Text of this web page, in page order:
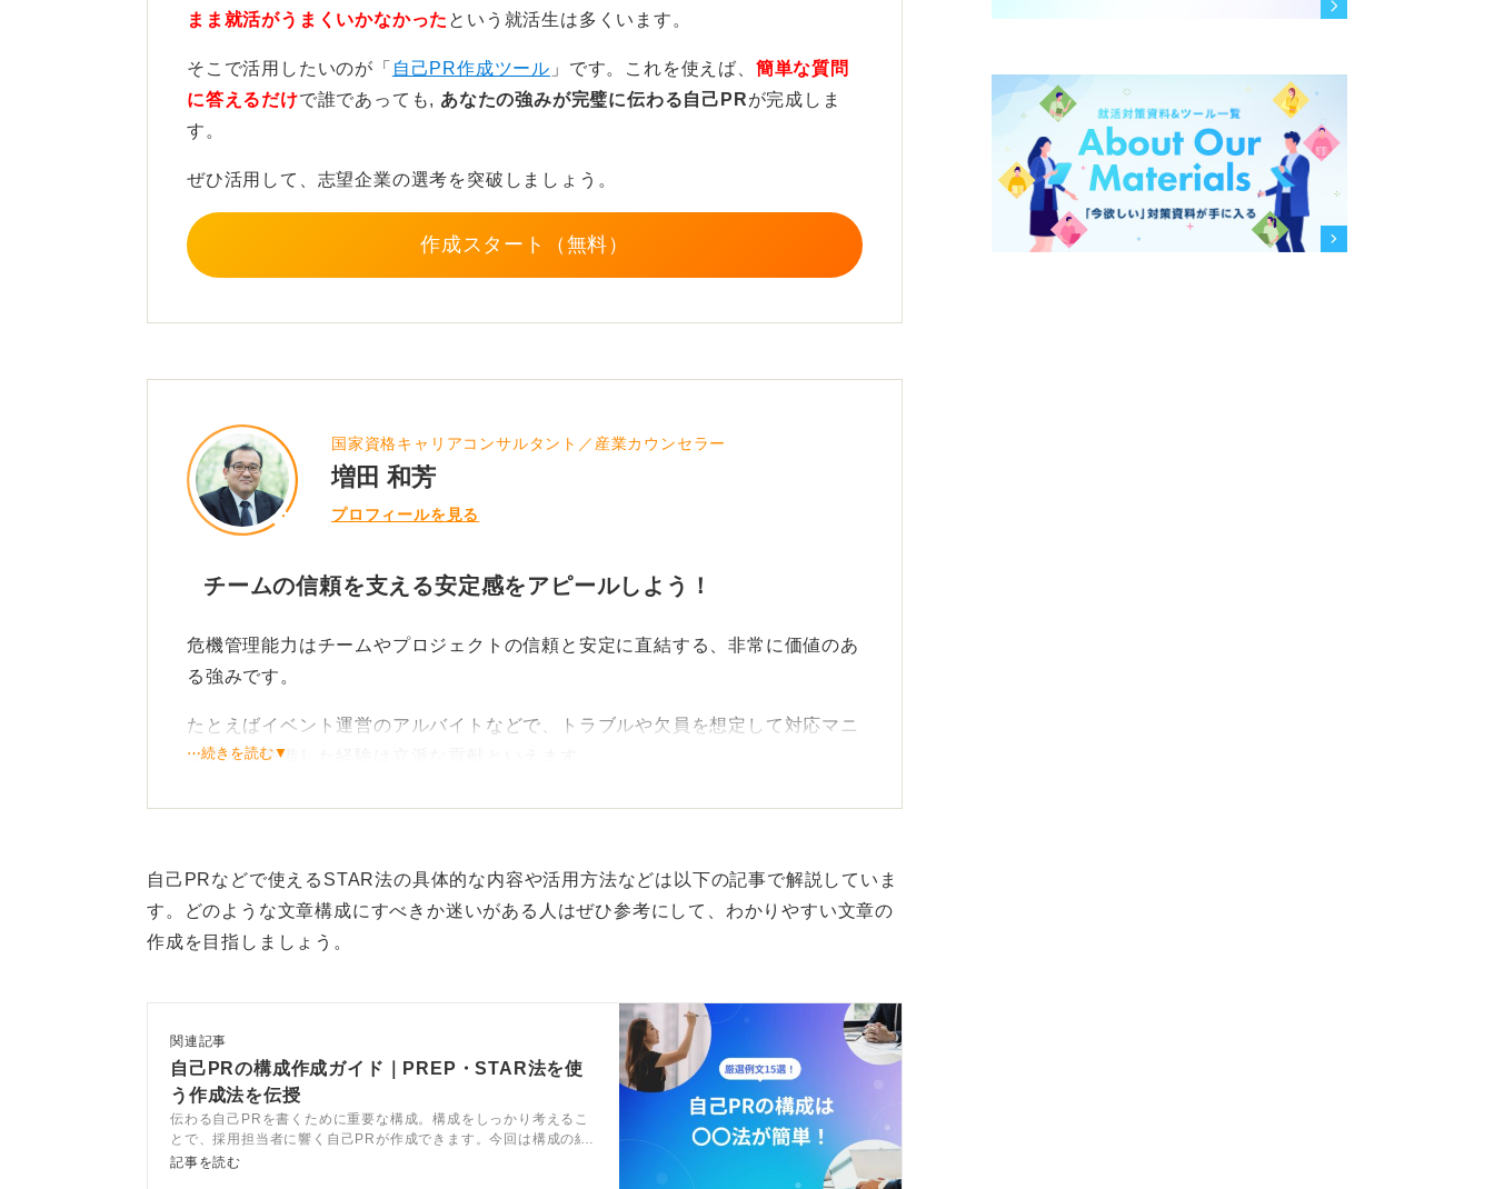
ましょう。
その結果混乱を最小限に抑えられたという実績は、組織を支える信頼感という前
向きな強みとして伝わります。
必ずしも目立つ成果や派手な役割だけが評価されるわけではありません。
組織全体の安定を支える縁の下の力持ちとしての力は、多くの企業が重視してい
ます。あなたの誠実な取り組みを、自信を持って伝えていきましょう！
まま就活がうまくいかなかった という就活生は多くいます。
そこで活用したいのが「 自己PR作成ツール 」です。これを使えば、 簡単な質問
に答えるだけで誰であっても, あなたの強みが完璧に伝わる自己PRが完成しま
す。
ぜひ活用して、志望企業の選考を突破しましょう。
作成スタート（無料）
国家資格キャリアコンサルタント／産業カウンセラー
増田 和芳
プロフィールを見る
チームの信頼を支える安定感をアピールしよう！
危機管理能力はチームやプロジェクトの信頼と安定に直結する、非常に価値のあ
る強みです。
たとえばイベント運営のアルバイトなどで、トラブルや欠員を想定して対応マニ
ュアルを準備した経験は立派な貢献といえます。
あなたが事前に備えていたからこそ、メンバーは動揺せずに自分の役割を果たす
周囲を安心させた具体的な行動を語ろう
あなたが広い視野を持って準備したからこそ、周囲は安心して動くことができ、
その具体的な行動がチームにどのような安心感を与え、信頼構築につながったの
かを、自分の言葉で自信を持って伝えてください。
メンバーがそれぞれの役割に集中できる環境を作ったという視点は、組織におい
て高く評価されるポイントになります。
⋯続きを読む▼
自己PRなどで使えるSTAR法の具体的な内容や活用方法などは以下の記事で解説していま
す。どのような文章構成にすべきか迷いがある人はぜひ参考にして、わかりやすい文章の
作成を目指しましょう。
関連記事
自己PRの構成作成ガイド｜PREP・STAR法を使
う作成法を伝授
伝わる自己PRを書くために重要な構成。構成をしっかり考えるこ
とで、採用担当者に響く自己PRが作成できます。今回は構成の組
み立て方からエピソードの書き方、さらに自己PRを魅力的にする
記事を読む